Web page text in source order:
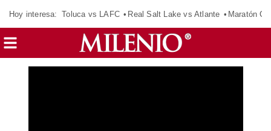
Hoy interesa: Toluca vs LAFC Real Salt Lake vs Atlante Maratón